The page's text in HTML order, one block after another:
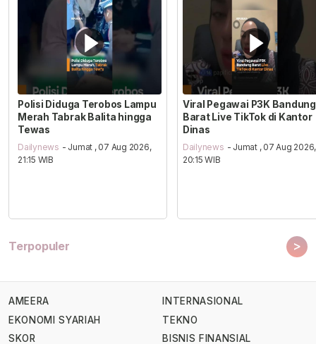
Polisi Diduga Terobos Lampu
Merah Tabrak Balita hingga
Tewas
Dailynews - Jumat , 07 Aug 2026,
21:15 WIB
Viral Pegawai P3K Bandung
Barat Live TikTok di Kantor
Dinas
Dailynews - Jumat , 07 Aug 2026,
20:15 WIB
Terpopuler >
AMEERA
EKONOMI SYARIAH
SKOR
INTERNASIONAL
TEKNO
BISNIS FINANSIAL